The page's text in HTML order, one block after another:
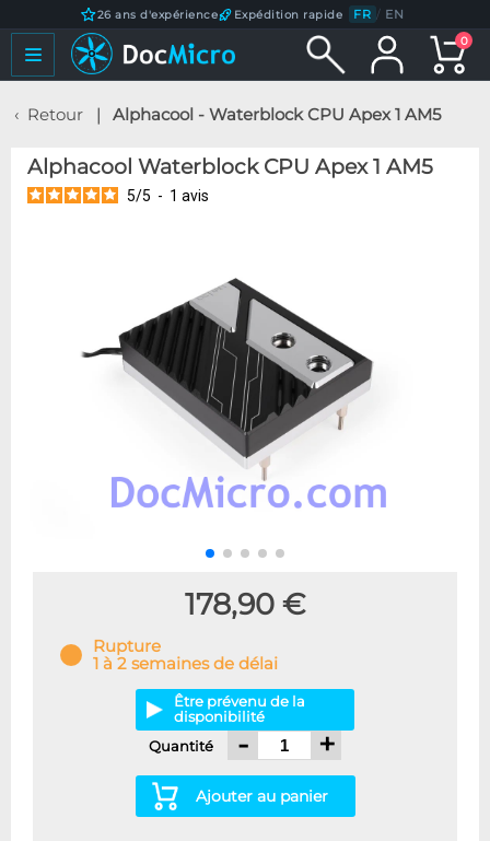
26 ans d'expérience Expédition rapide FR / EN
0
Retour Alphacool - Waterblock CPU Apex 1 AM5
Alphacool Waterblock CPU Apex 1 AM5
5/5 - 1 avis
178,90 €
Rupture
1 à 2 semaines de délai
Être prévenu de la
disponibilité
Quantité
- +
Ajouter au panier